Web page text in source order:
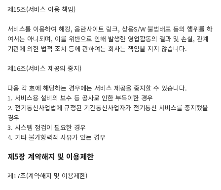
제15조(서비스 이용 책임)
서비스를 이용하여 해킹, 음란사이트 링크, 상용S/W 불법배포 등의 행위를 하
여서는 아니되며, 이를 위반으로 인해 발생한 영업활동의 결과 및 손실, 관계
기관에 의한 법적 조치 등에 관하여는 회사는 책임을 지지 않습니다.
제16조(서비스 제공의 중지)
다음 각 호에 해당하는 경우에는 서비스 제공을 중지할 수 있습니다.
1. 서비스용 설비의 보수 등 공사로 인한 부득이한 경우
2. 전기통신사업법에 규정된 기간통신사업자가 전기통신 서비스를 중지했을
경우
3. 시스템 점검이 필요한 경우
4. 기타 불가항력적 사유가 있는 경우
제5장 계약해지 및 이용제한
제17조(계약해지 및 이용제한)